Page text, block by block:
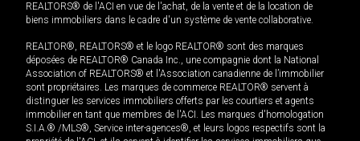
REALTORS® de l'ACI en vue de l'achat, de la vente et de la location de
biens immobiliers dans le cadre d'un système de vente collaborative.
REALTOR®, REALTORS® et le logo REALTOR® sont des marques
déposées de REALTOR® Canada Inc., une compagnie dont la National
Association of REALTORS® et l'Association canadienne de l’immobilier
sont propriétaires. Les marques de commerce REALTOR® servent à
distinguer les services immobiliers offerts par les courtiers et agents
immobilier en tant que membres de l'ACI. Les marques d'homologation
S.I.A.® /MLS®, Service inter-agences®, et leurs logos respectifs sont la